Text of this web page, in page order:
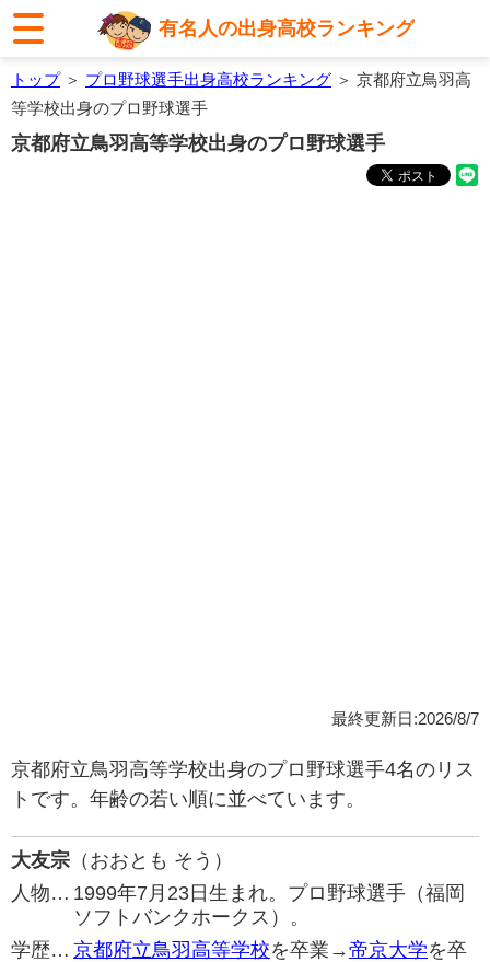
有名人の出身高校ランキング
トップ＞ プロ野球選手出身高校ランキング ＞ 京都府立鳥羽高
等学校出身のプロ野球選手
京都府立鳥羽高等学校出身のプロ野球選手
最終更新日:2026/8/7
京都府立鳥羽高等学校出身のプロ野球選手4名のリス
トです。年齢の若い順に並べています。
大友宗 （おおとも そう）
人物… 1999年7月23日生まれ。プロ野球選手（福岡
ソフトバンクホークス）。
学歴… 京都府立鳥羽高等学校を卒業→帝京大学を卒